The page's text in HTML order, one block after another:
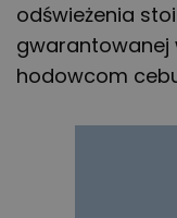
odświeżenia
gwarantowanej
hodowcom